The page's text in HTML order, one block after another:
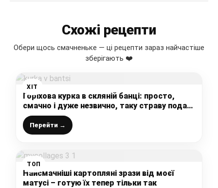
Схожі рецепти
Обери щось смачненьке — ці рецепти зараз найчастіше
зберігають ❤️
ХІТ
Горіхова курка в скляній банці: просто,
смачно і дуже незвично, таку страву подаю
на будь-який стіл
Перейти →
ТОП
Найсмачніші картопляні зрази від моєї
матусі – готую їх тепер тільки так